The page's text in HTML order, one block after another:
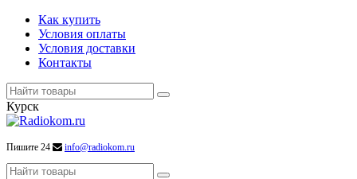
Как купить
Условия оплаты
Условия доставки
Контакты
Курск
Пишите 24 info@radiokom.ru